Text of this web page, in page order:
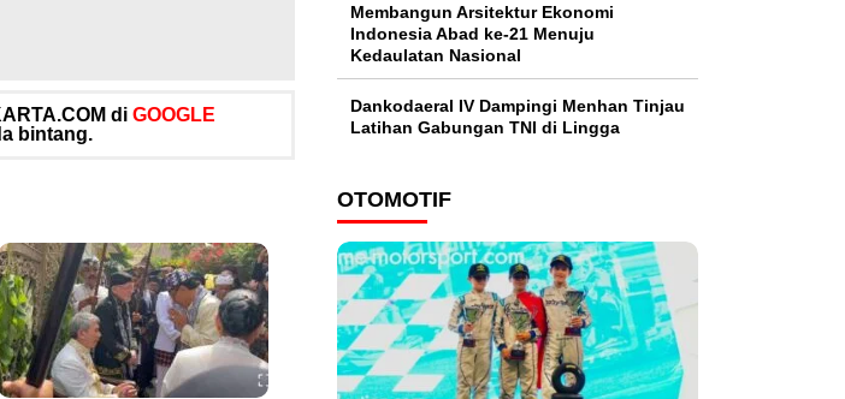
di GOOGLE
bintang.
Membangun Arsitektur Ekonomi
Indonesia Abad ke-21 Menuju
Kedaulatan Nasional
Dankodaeral IV Dampingi Menhan Tinjau
Latihan Gabungan TNI di Lingga
OTOMOTIF